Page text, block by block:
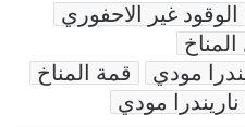
الوقود غير الاحفوري
مودي
قمة المناخ
ناريندرا مودي